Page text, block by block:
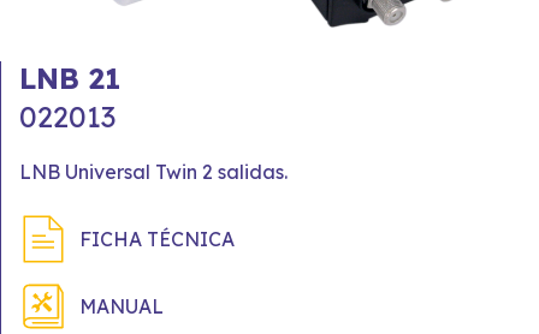
LNB 21
022013
LNB Universal Twin 2 salidas.
FICHA TÉCNICA
MANUAL